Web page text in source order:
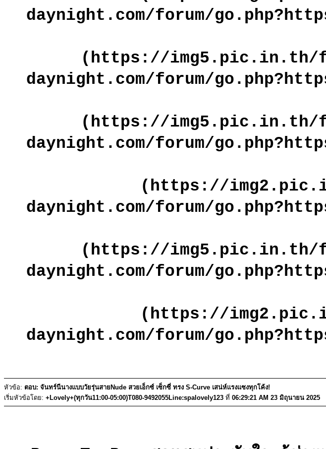
daynight.com/forum/go.php?https://
(https://img5.pic.in.th/
daynight.com/forum/go.php?https://
(https://img5.pic.in.th/
daynight.com/forum/go.php?https://
(https://
daynight.com/forum/go.php?https://
(https://img5.pic.in.th/
daynight.com/forum/go.php?https://
(https://
daynight.com/forum/go.php?https://
หัวข้อ: ตอบ: จันทร์นีนางแบบวัยรุ่นสายNude สวยเอ็กซ์ เซ็กซี่ ทรง S-Curve เสน่ห์แรงแซงทุกโค้ง!
เริ่มหัวข้อโดย: +Lovely+(ทุกวัน11:00-05:00)T080-9492055Line:spalovely123 ที่ 06:29:21 AM 23 มิถุนายน 2025